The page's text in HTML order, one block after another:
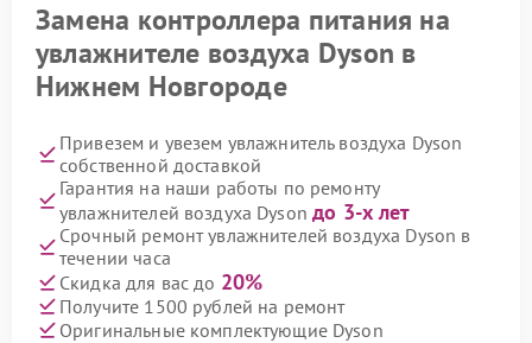
Замена контроллера питания на
увлажнителе воздуха Dyson в
Нижнем Новгороде
Привезем и увезем увлажнитель воздуха Dyson
собственной доставкой
Гарантия на наши работы по ремонту
увлажнителей воздуха Dysonдо 3-х лет
Срочный ремонт увлажнителей воздуха Dyson в
течении часа
Скидка для вас до 20%
Получите 1500 рублей на ремонт
Оригинальные комплектующие Dyson